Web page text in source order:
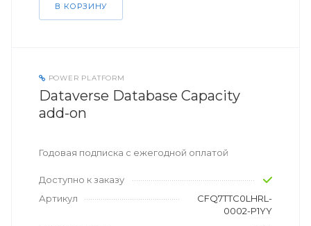
В КОРЗИНУ
POWER PLATFORM
Dataverse Database Capacity
add-on
Годовая подписка с ежегодной оплатой
Доступно к заказу
Артикул
CFQ7TTC0LHRL-
0002-P1YY